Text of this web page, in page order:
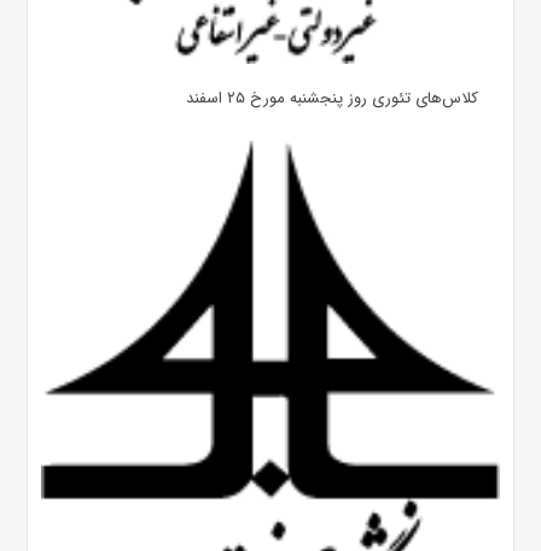
کلاس‌های تئوری روز پنجشنبه مورخ ۲۵ اسفند